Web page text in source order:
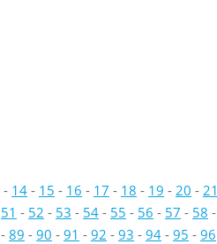
- 14 - 15 - 16 - 17 - 18 - 19 - 20 - 21
51 - 52 - 53 - 54 - 55 - 56 - 57 - 58 -
- 89 - 90 - 91 - 92 - 93 - 94 - 95 - 96